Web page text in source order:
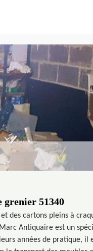
51340
des cartons pleins à
Antiquaire est un
années de pratique, il